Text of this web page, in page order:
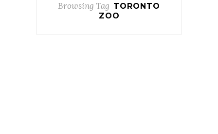
Browsing Tag TORONTO
ZOO